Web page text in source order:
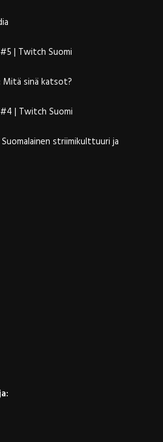
| Twitch Suomi
Mitä sinä katsot?
| Twitch Suomi
striimikulttuuri ja